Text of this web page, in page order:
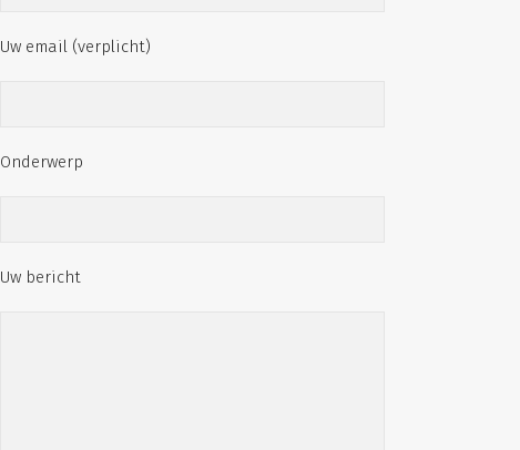
Uw email (verplicht)
Onderwerp
Uw bericht